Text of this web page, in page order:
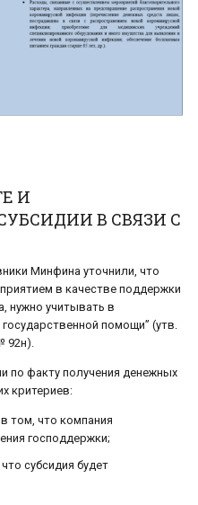
И
В СВЯЗИ С
Минфина уточнили, что
в качестве поддержки
нужно учитывать в
государственной помощи” (утв.
92н).
по факту получения денежных
критериев:
том, что компания
господдержки;
субсидия будет